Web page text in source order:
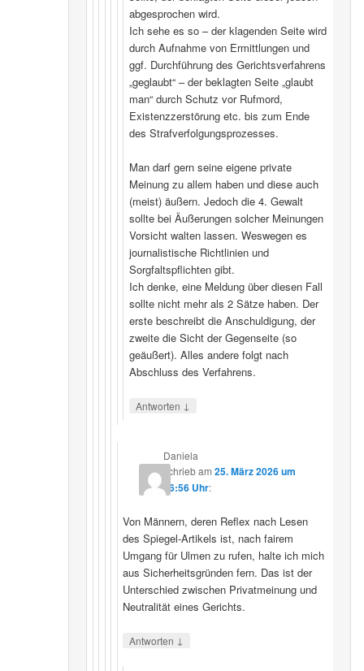
abgesprochen wird.
Ich sehe es so – der klagenden Seite wird
durch Aufnahme von Ermittlungen und
ggf. Durchführung des Gerichtsverfahrens
„geglaubt“ – der beklagten Seite „glaubt
man“ durch Schutz vor Rufmord,
Existenzzerstörung etc. bis zum Ende
des Strafverfolgungsprozesses.
Man darf gern seine eigene private
Meinung zu allem haben und diese auch
(meist) äußern. Jedoch die 4. Gewalt
sollte bei Äußerungen solcher Meinungen
Vorsicht walten lassen. Weswegen es
journalistische Richtlinien und
Sorgfaltspflichten gibt.
Ich denke, eine Meldung über diesen Fall
sollte nicht mehr als 2 Sätze haben. Der
erste beschreibt die Anschuldigung, der
zweite die Sicht der Gegenseite (so
geäußert). Alles andere folgt nach
Abschluss des Verfahrens.
Antworten ↓
Daniela
schriebam25. März 2026 um
16:56 Uhr:
Von Männern, deren Reflex nach Lesen
des Spiegel-Artikels ist, nach fairem
Umgang für Ulmen zu rufen, halte ich mich
aus Sicherheitsgründen fern. Das ist der
Unterschied zwischen Privatmeinung und
Neutralität eines Gerichts.
Antworten ↓